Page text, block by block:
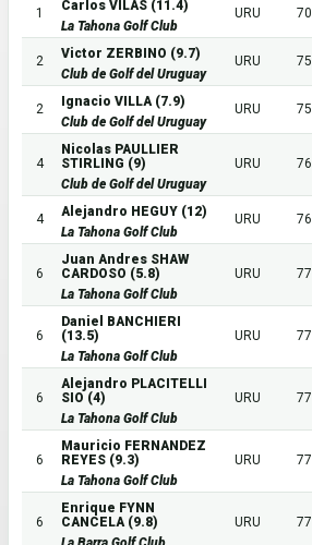
1
Carlos VILAS (11.4)
La Tahona Golf Club
URU 70
2
Victor ZERBINO (9.7)
Club de Golf del Uruguay
URU 75
2
Ignacio VILLA (7.9)
Club de Golf del Uruguay
URU 75
4
Nicolas PAULLIER
STIRLING (9)
Club de Golf del Uruguay
URU 76
4
Alejandro HEGUY (12)
La Tahona Golf Club
URU 76
6
Juan Andres SHAW
CARDOSO (5.8)
La Tahona Golf Club
URU 77
6
Daniel BANCHIERI
(13.5)
La Tahona Golf Club
URU 77
6
Alejandro PLACITELLI
SIO (4)
La Tahona Golf Club
URU 77
6
Mauricio FERNANDEZ
REYES (9.3)
La Tahona Golf Club
URU 77
6
Enrique FYNN
CANCELA (9.8)
URU 77